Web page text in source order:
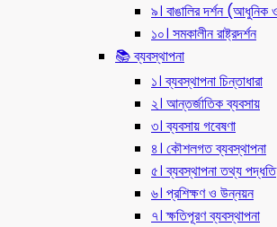
৯। বাঙালির দর্শন (আধুনিক
১০। সমকালীন রাষ্ট্রদর্শন
📚 ব্যবস্থাপনা
১। ব্যবস্থাপনা চিন্তাধারা
২। আন্তর্জাতিক ব্যবসায়
৩। ব্যবসায় গবেষণা
৪। কৌশলগত ব্যবস্থাপনা
৫। ব্যবস্থাপনা তথ্য পদ্ধতি
৬। প্রশিক্ষণ ও উন্নয়ন
৭। ক্ষতিপূরণ ব্যবস্থাপনা